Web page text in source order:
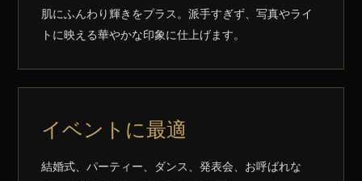
肌にふんわり輝きをプラス。派手すぎず、写真やライ
トに映える華やかな印象に仕上げます。
イベントに最適
結婚式、パーティー、ダンス、発表会、お呼ばれな